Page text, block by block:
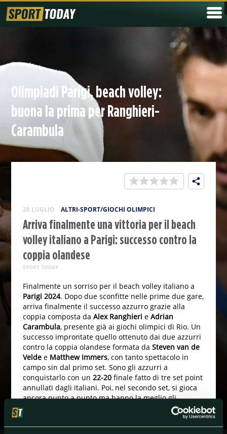
Olimpiadi Parigi, beach volley:
buona la prima per Ranghieri-
Carambula
28 LUGLIO ALTRI-SPORT/GIOCHI OLIMPICI
Arriva finalmente una vittoria per il beach
volley italiano a Parigi: successo contro la
coppia olandese
SPORT TODAY
Finalmente un sorriso per il beach volley italiano a
Parigi 2024. Dopo due sconfitte nelle prime due gare,
arriva finalmente il successo azzurro grazie alla
coppia composta da Alex Ranghieri e Adrian
Carambula, presente già ai giochi olimpici di Rio. Un
successo improntate quello ottenuto dai due azzurri
contro la coppia olandese formata da Steven van de
Veldee Matthew Immers, con tanto spettacolo in
campo sin dal primo set. Sono gli azzurri a
conquistarlo con un 22-20finale fatto di tre set point
annullati dagli italiani. Poi, nel secondo set, si gioca
ancora punto a punto ma hanno la meglio gli
olandesi per
. Gara serrata fino alla fine: finisce
15-13
per la coppia italiana il terzo set, che vince così
2-1la partita e inaugura bene la rassegna olimpica